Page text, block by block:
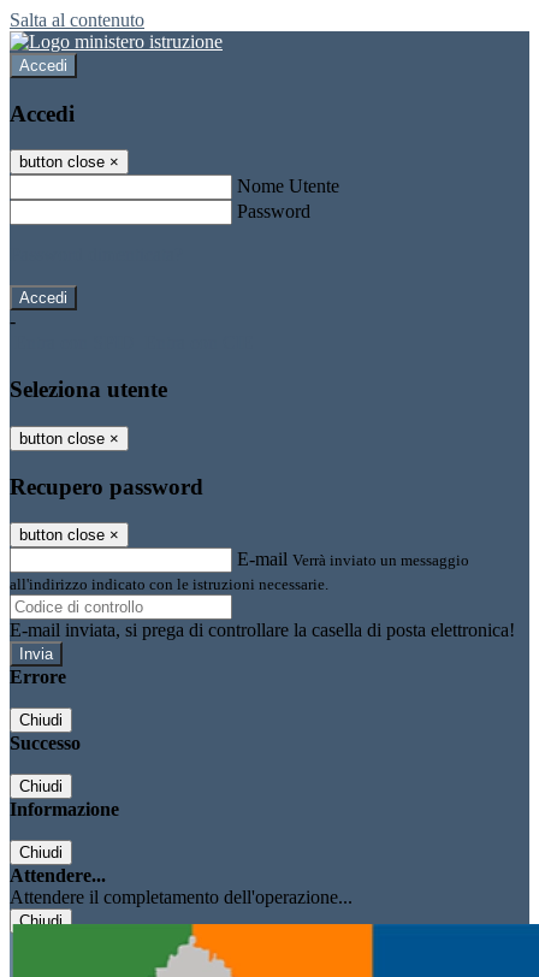
Salta al contenuto
Accedi
Accedi
button close ×
Nome Utente
Password
-
Seleziona utente
button close ×
Recupero password
button close ×
E-mail Verrà inviato un messaggio
all'indirizzo indicato con le istruzioni necessarie.
E-mail inviata, si prega di controllare la casella di posta elettronica!
Errore
Chiudi
Successo
Chiudi
Informazione
Chiudi
Attendere...
Attendere il completamento dell'operazione...
Chiudi